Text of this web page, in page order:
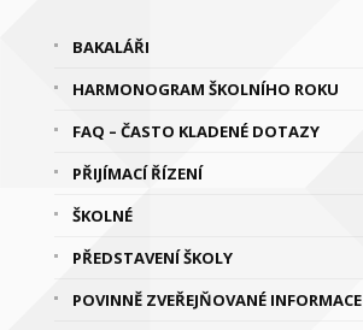
BAKALÁŘI
HARMONOGRAM ŠKOLNÍHO ROKU
FAQ – ČASTO KLADENÉ DOTAZY
PŘIJÍMACÍ ŘÍZENÍ
ŠKOLNÉ
PŘEDSTAVENÍ ŠKOLY
POVINNĚ ZVEŘEJŇOVANÉ INFORMACE